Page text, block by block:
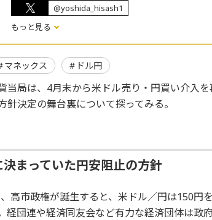
@yoshida_hisash1
もっと見る
マネックス ドル円
当局は、4月末から米ドル売り・円買い介入
針決定の舞台裏について探ってみる。
まっていた円安阻止の方針
高市政権が誕生すると、米ドル／円は150円
経団連や経済同友会など有力な経済団体は政